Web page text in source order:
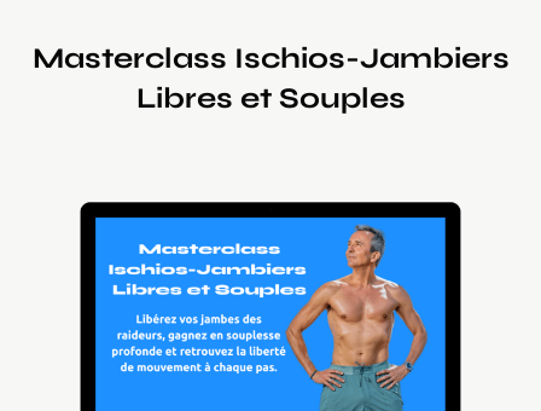
Masterclass Ischios-Jambiers
Libres et Souples